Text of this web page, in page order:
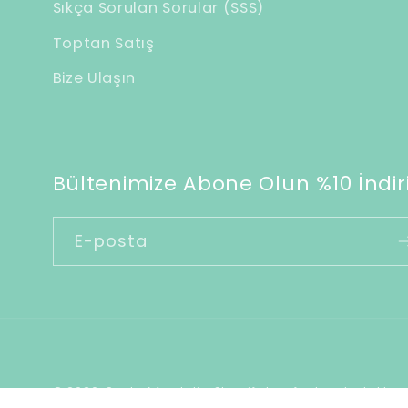
r
i
k
Sıkça Sorulan Sorular (SSS)
Toptan Satış
Bize Ulaşın
Bültenimize Abone Olun %10
E-posta
© 2026,Soul of Anatolia Shopify tarafından